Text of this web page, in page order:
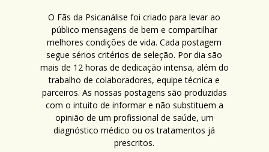
O Fãs da Psicanálise foi criado para levar ao
público mensagens de bem e compartilhar
melhores condições de vida. Cada postagem
segue sérios critérios de seleção. Por dia são
mais de 12 horas de dedicação intensa, além do
trabalho de colaboradores, equipe técnica e
parceiros. As nossas postagens são produzidas
com o intuito de informar e não substituem a
opinião de um profissional de saúde, um
diagnóstico médico ou os tratamentos já
prescritos.